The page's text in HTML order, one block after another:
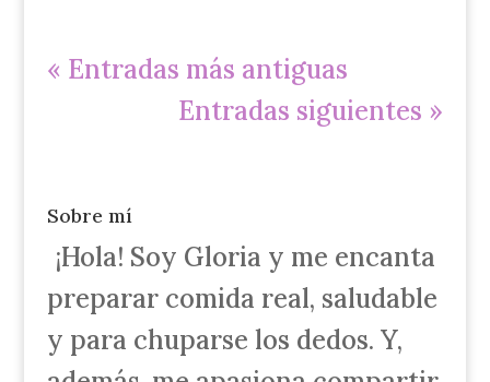
« Entradas más antiguas
Entradas siguientes »
Sobre mí
¡Hola! Soy Gloria y me encanta
preparar comida real, saludable
y para chuparse los dedos. Y,